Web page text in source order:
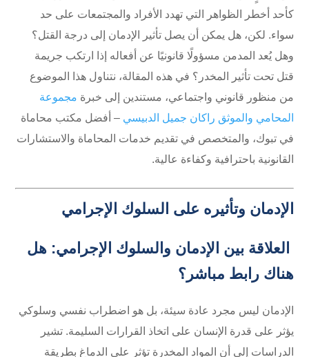
كأحد أخطر الظواهر التي تهدد الأفراد والمجتمعات على حد
سواء. لكن، هل يمكن أن يصل تأثير الإدمان إلى درجة القتل؟
وهل يُعد المدمن مسؤولًا قانونيًا عن أفعاله إذا ارتكب جريمة
قتل تحت تأثير المخدر؟ في هذه المقالة، نتناول هذا الموضوع
من منظور قانوني واجتماعي، مستندين إلى خبرة مجموعة
المحامي والموثق راكان جميل الدبيسي – أفضل مكتب محاماة
في تبوك، والمتخصص في تقديم خدمات المحاماة والاستشارات
القانونية باحترافية وكفاءة عالية.
الإدمان وتأثيره على السلوك الإجرامي
العلاقة بين الإدمان والسلوك الإجرامي: هل
هناك رابط مباشر؟
الإدمان ليس مجرد عادة سيئة، بل هو اضطراب نفسي وسلوكي
يؤثر على قدرة الإنسان على اتخاذ القرارات السليمة. تشير
الدراسات إلى أن المواد المخدرة تؤثر على الدماغ بطريقة